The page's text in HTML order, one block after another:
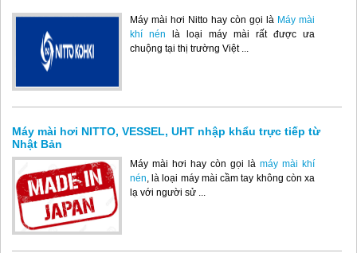
Máy mài hơi Nitto hay còn gọi là Máy mài
khí nén là loại máy mài rất được ưa
chuộng tại thị trường Việt ...
Máy mài hơi NITTO, VESSEL, UHT nhập khẩu trực tiếp từ
Nhật Bản
Máy mài hơi hay còn gọi làmáy mài khí
nén, là loại máy mài cầm tay không còn xa
lạ với người sử ...